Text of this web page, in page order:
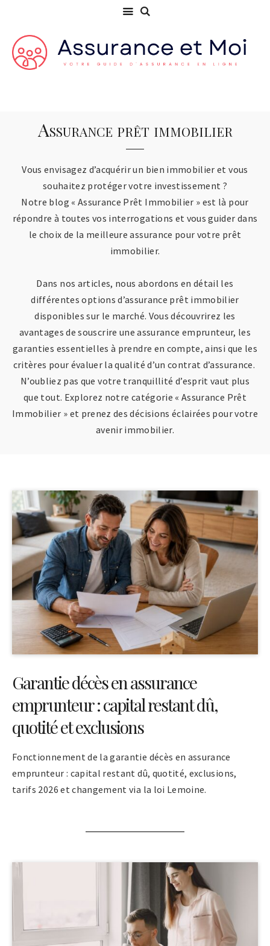
Assurance prêt immobilier
Vous envisagez d’acquérir un bien immobilier et vous
souhaitez protéger votre investissement ?
Notre blog « Assurance Prêt Immobilier » est là pour
répondre à toutes vos interrogations et vous guider dans
le choix de la meilleure assurance pour votre prêt
immobilier.
Dans nos articles, nous abordons en détail les
différentes options d’assurance prêt immobilier
disponibles sur le marché. Vous découvrirez les
avantages de souscrire une assurance emprunteur, les
garanties essentielles à prendre en compte, ainsi que les
critères pour évaluer la qualité d’un contrat d’assurance.
N’oubliez pas que votre tranquillité d’esprit vaut plus
que tout. Explorez notre catégorie « Assurance Prêt
Immobilier » et prenez des décisions éclairées pour votre
avenir immobilier.
Garantie décès en assurance
emprunteur : capital restant dû,
quotité et exclusions
Fonctionnement de la garantie décès en assurance
emprunteur : capital restant dû, quotité, exclusions,
tarifs 2026 et changement via la loi Lemoine.